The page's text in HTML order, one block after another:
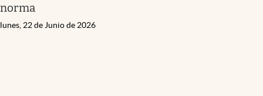
norma
lunes, 22 de Junio de 2026